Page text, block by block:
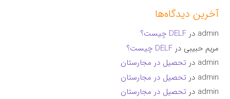
آخرین دیدگاه‌ها
admin درDELF چیست؟
مریم حبیبی درDELF چیست؟
admin در تحصیل در مجارستان
admin در تحصیل در مجارستان
admin در تحصیل در مجارستان